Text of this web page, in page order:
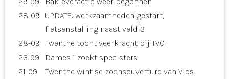
28-09
UPDATE: werkzaamheden gestart,
fietsenstalling naast veld 3
28-09 Twenthe toont veerkracht bij TVO
23-09
Dames 1 zoekt speelsters
21-09
Twenthe wint seizoensouverture van Vios